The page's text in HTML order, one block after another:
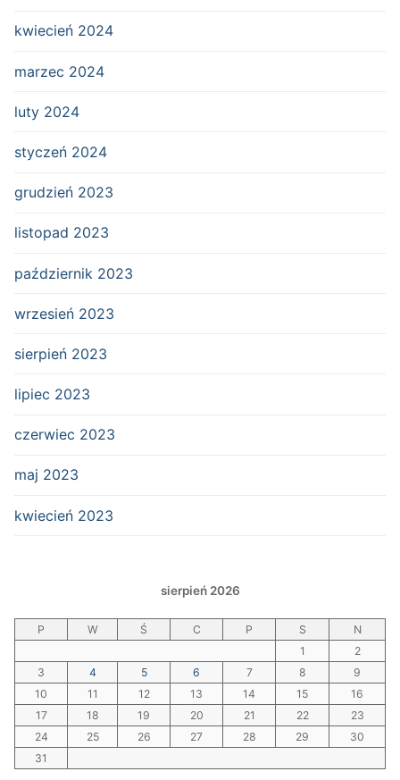
kwiecień 2024
marzec 2024
luty 2024
styczeń 2024
grudzień 2023
listopad 2023
październik 2023
wrzesień 2023
sierpień 2023
lipiec 2023
czerwiec 2023
maj 2023
kwiecień 2023
sierpień 2026
P W Ś C P S
N
1
2
3
4 5 6 7 8
9
10
11 12 13 14 15
16
17
18 19 20 21 22
23
24
25 26 27 28 29
30
31